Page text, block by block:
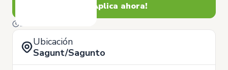
¡Aplica ahora!
17 de Junio
Ubicación
Sagunt/Sagunto